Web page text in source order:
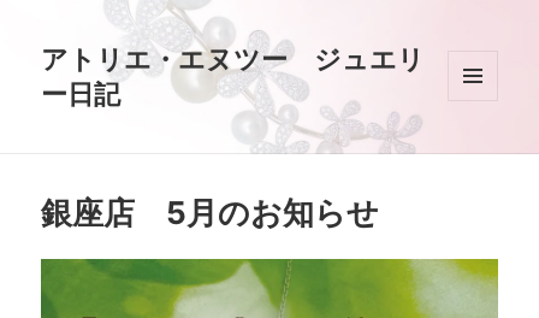
アトリエ・エヌツー ジュエリ
ー日記
ィジェ
銀座店 5月のお知らせ